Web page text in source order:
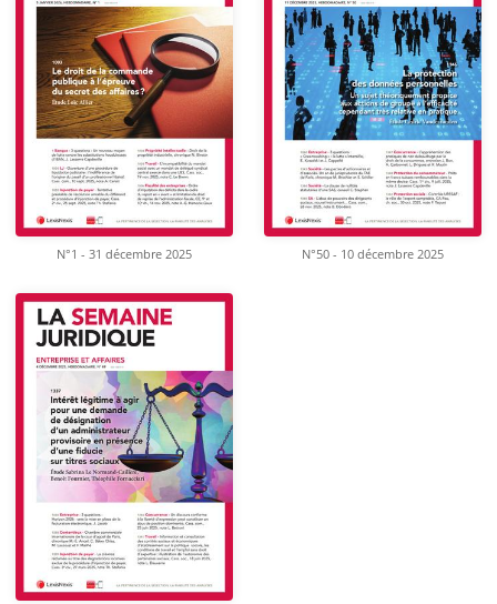
N°1 - 31 décembre 2025 N°50 - 10 décembre 2025